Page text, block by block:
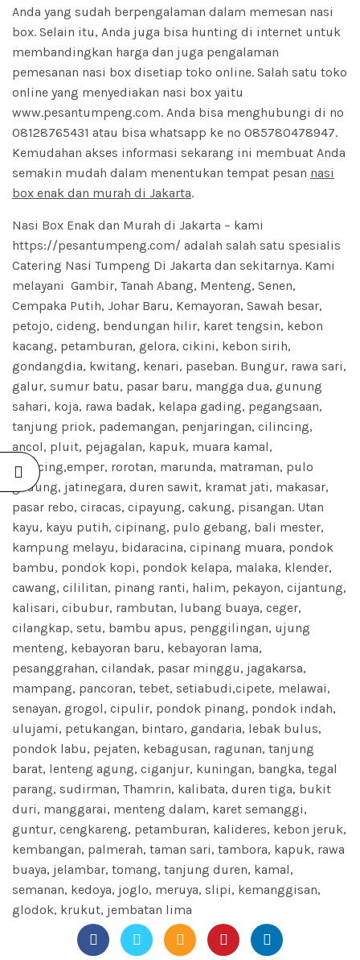
Anda yang sudah berpengalaman dalam memesan nasi
box. Selain itu, Anda juga bisa hunting di internet untuk
membandingkan harga dan juga pengalaman
pemesanan nasi box disetiap toko online. Salah satu toko
online yang menyediakan nasi box yaitu
www.pesantumpeng.com. Anda bisa menghubungi di no
08128765431 atau bisa whatsapp ke no 085780478947.
Kemudahan akses informasi sekarang ini membuat Anda
semakin mudah dalam menentukan tempat pesan nasi
box enak dan murah di Jakarta.
Nasi Box Enak dan Murah di Jakarta – kami
https://pesantumpeng.com/ adalah salah satu spesialis
Catering Nasi Tumpeng Di Jakarta dan sekitarnya. Kami
melayani Gambir, Tanah Abang, Menteng, Senen,
Cempaka Putih, Johar Baru, Kemayoran, Sawah besar,
petojo, cideng, bendungan hilir, karet tengsin, kebon
kacang, petamburan, gelora, cikini, kebon sirih,
gondangdia, kwitang, kenari, paseban. Bungur, rawa sari,
galur, sumur batu, pasar baru, mangga dua, gunung
sahari, koja, rawa badak, kelapa gading, pegangsaan,
tanjung priok, pademangan, penjaringan, cilincing,
ancol, pluit, pejagalan, kapuk, muara kamal,
cilincing,emper, rorotan, marunda, matraman, pulo
gadung, jatinegara, duren sawit, kramat jati, makasar,
pasar rebo, ciracas, cipayung, cakung, pisangan. Utan
kayu, kayu putih, cipinang, pulo gebang, bali mester,
kampung melayu, bidaracina, cipinang muara, pondok
bambu, pondok kopi, pondok kelapa, malaka, klender,
cawang, cililitan, pinang ranti, halim, pekayon, cijantung,
kalisari, cibubur, rambutan, lubang buaya, ceger,
cilangkap, setu, bambu apus, penggilingan, ujung
menteng, kebayoran baru, kebayoran lama,
pesanggrahan, cilandak, pasar minggu, jagakarsa,
mampang, pancoran, tebet, setiabudi,cipete, melawai,
senayan, grogol, cipulir, pondok pinang, pondok indah,
ulujami, petukangan, bintaro, gandaria, lebak bulus,
pondok labu, pejaten, kebagusan, ragunan, tanjung
barat, lenteng agung, ciganjur, kuningan, bangka, tegal
parang, sudirman, Thamrin, kalibata, duren tiga, bukit
duri, manggarai, menteng dalam, karet semanggi,
guntur, cengkareng, petamburan, kalideres, kebon jeruk,
kembangan, palmerah, taman sari, tambora, kapuk, rawa
buaya, jelambar, tomang, tanjung duren, kamal,
semanan, kedoya, joglo, meruya, slipi, kemanggisan,
glodok, krukut, jembatan lima